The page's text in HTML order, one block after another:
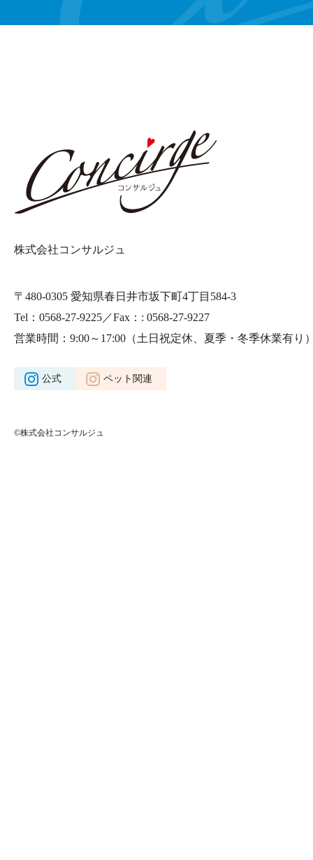
株式会社コンサルジュ
〒480-0305 愛知県春日井市坂下町4丁目584-3
Tel：0568-27-9225／Fax：: 0568-27-9227
営業時間：9:00～17:00 （土日祝定休、夏季・冬季休業有り
公式 ペット関連
©株式会社コンサルジュ